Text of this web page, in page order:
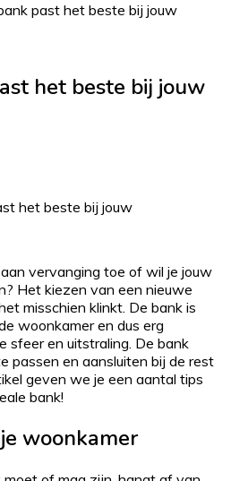
past het beste bij jouw
het beste bij jouw
vervanging toe of wil je jouw
Het kiezen van een nieuwe
misschien klinkt. De bank is
woonkamer en dus erg
sfeer en uitstraling. De bank
passen en aansluiten bij de rest
geven we je een aantal tips
bank!
woonkamer